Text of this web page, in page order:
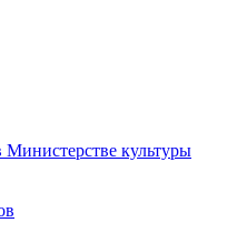
Министерстве культуры